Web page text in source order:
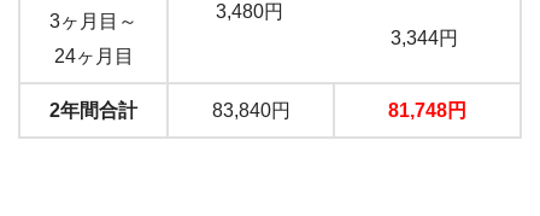
3,480円
3ヶ月目～
24ヶ月目
3,344円
2年間合計 83,840円 81,748円